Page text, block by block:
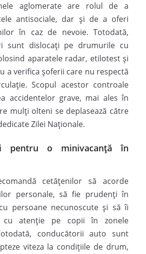
aglomerate are rolul de a
antisociale, dar și de a oferi
în caz de nevoie. Totodată,
sunt dislocați pe drumurile cu
aparatele radar, etilotest și
a verifica șoferii care nu respectă
Scopul acestor controale
accidentelor grave, mai ales în
mulți olteni se deplasează către
Zilei Naționale.
pentru o minivacanță în
cetățenilor să acorde
personale, să fie prudenți în
persoane necunoscute și să îi
cu atenție pe copii în zonele
conducătorii auto sunt
viteza la condițiile de drum,